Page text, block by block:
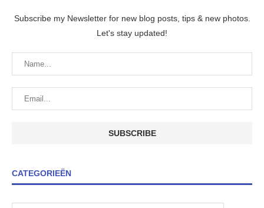
Subscribe my Newsletter for new blog posts, tips & new photos.
Let's stay updated!
CATEGORIEËN